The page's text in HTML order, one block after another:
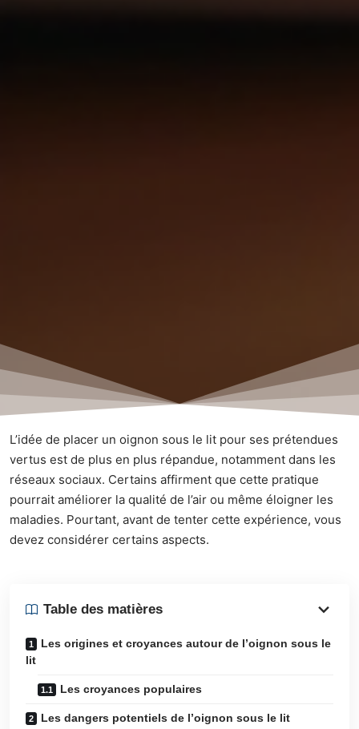
L’idée de placer un oignon sous le lit pour ses prétendues
vertus est de plus en plus répandue, notamment dans les
réseaux sociaux. Certains affirment que cette pratique
pourrait améliorer la qualité de l’air ou même éloigner les
maladies. Pourtant, avant de tenter cette expérience, vous
devez considérer certains aspects.
Table des matières
Les origines et croyances autour de l’oignon sous le
lit
Les croyances populaires
Les dangers potentiels de l’oignon sous le lit